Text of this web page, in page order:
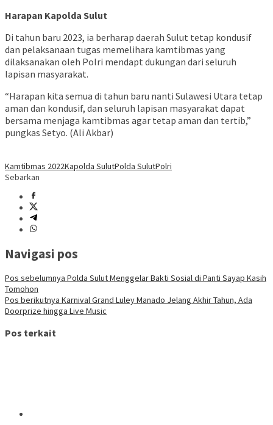
Harapan Kapolda Sulut
Di tahun baru 2023, ia berharap daerah Sulut tetap kondusif
dan pelaksanaan tugas memelihara kamtibmas yang
dilaksanakan oleh Polri mendapt dukungan dari seluruh
lapisan masyarakat.
“Harapan kita semua di tahun baru nanti Sulawesi Utara tetap
aman dan kondusif, dan seluruh lapisan masyarakat dapat
bersama menjaga kamtibmas agar tetap aman dan tertib,”
pungkas Setyo. (Ali Akbar)
Kamtibmas 2022Kapolda SulutPolda SulutPolri
Sebarkan
Navigasi pos
Pos sebelumnya Polda Sulut Menggelar Bakti Sosial di Panti Sayap Kasih
Tomohon
Pos berikutnya Karnival Grand Luley Manado Jelang Akhir Tahun, Ada
Doorprize hingga Live Music
Pos terkait